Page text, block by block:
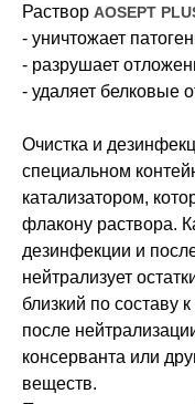
Раствор AOSEPT
- уничтожает
- разрушает
- удаляет белковые
Очистка и
специальном
катализатором,
флакону раствора.
дезинфекции и
нейтрализует
близкий по составу
после
консерванта или
веществ.
Пн. – Пт.: с
Сб: с 9:00
Вс: